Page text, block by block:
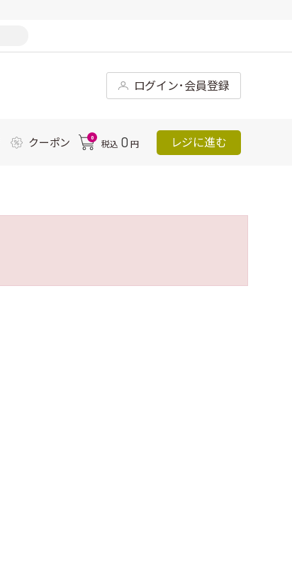
ログイン･会員登録
クーポン 0
税込 0 円 レジに進む